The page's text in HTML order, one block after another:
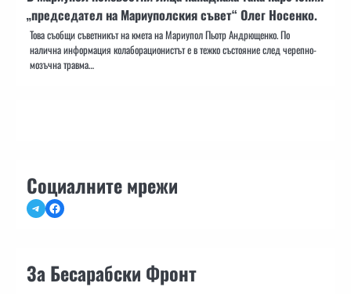
„председател на Мариуполския съвет“ Олег Носенко.
Това съобщи съветникът на кмета на Мариупол Пьотр Андрющенко. По
налична информация колаборационистът е в тежко състояние след черепно-
мозъчна травма…
Социалните мрежи
TelegramFacebook
За Бесарабски Фронт